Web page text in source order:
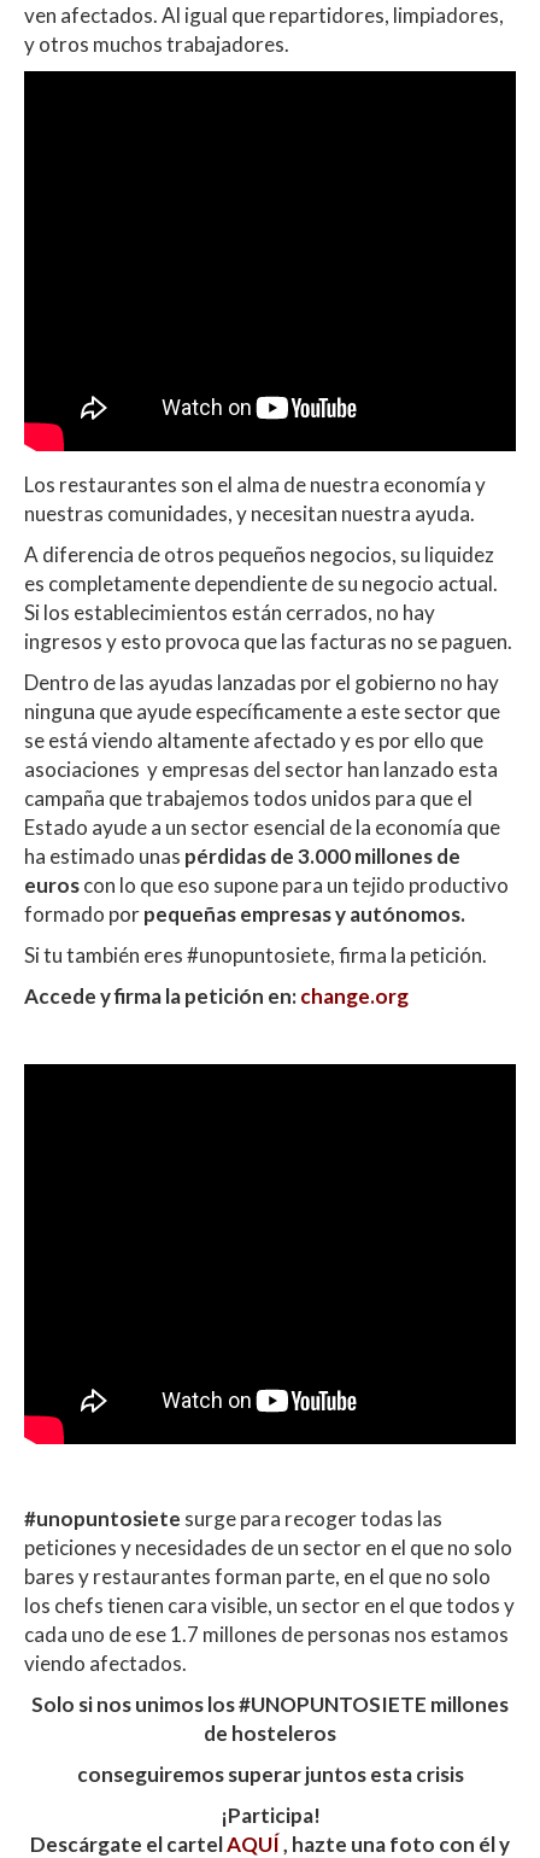
ven afectados. Al igual que repartidores, limpiadores,
y otros muchos trabajadores.
Los restaurantes son el alma de nuestra economía y
nuestras comunidades, y necesitan nuestra ayuda.
A diferencia de otros pequeños negocios, su liquidez
es completamente dependiente de su negocio actual.
Si los establecimientos están cerrados, no hay
ingresos y esto provoca que las facturas no se paguen.
Dentro de las ayudas lanzadas por el gobierno no hay
ninguna que ayude específicamente a este sector que
se está viendo altamente afectado y es por ello que
asociaciones y empresas del sector han lanzado esta
campaña que trabajemos todos unidos para que el
Estado ayude a un sector esencial de la economía que
ha estimado unas pérdidas de 3.000 millones de
euroscon lo que eso supone para un tejido productivo
formado porpequeñas empresas y autónomos.
Si tu también eres #unopuntosiete, firma la petición.
Accede y firma la petición en:change.org
#unopuntosiete surge para recoger todas las
peticiones y necesidades de un sector en el que no solo
bares y restaurantes forman parte, en el que no solo
los chefs tienen cara visible, un sector en el que todos y
cada uno de ese 1.7 millones de personas nos estamos
viendo afectados.
Solo si nos unimos los #UNOPUNTOSIETE millones
de hosteleros
conseguiremos superar juntos esta crisis
¡Participa!
Descárgate el cartelAQUÍ, hazte una foto con él y